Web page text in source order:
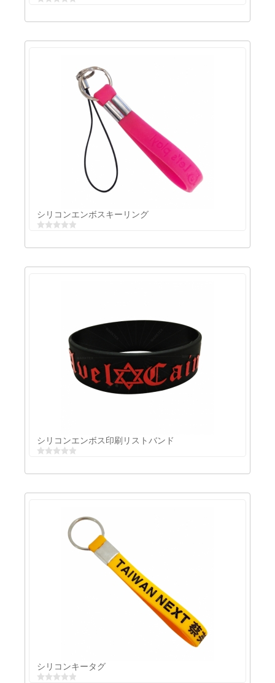
シリコンエコ素材キーリング
シリコンエンボスキーリング
シリコンエンボスキーリング
シリコンエンボス印刷リストバンド
シリコンエンボス印刷リストバンド
シリコンキータグ